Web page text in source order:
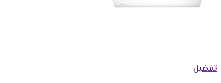
تفضيل